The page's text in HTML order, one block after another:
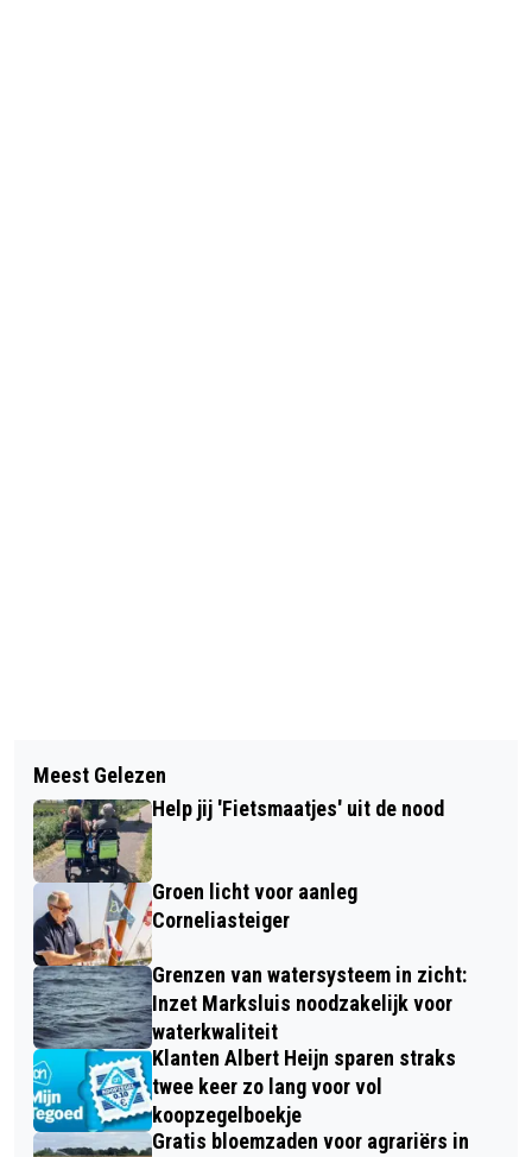
POLITIE GEBRUIKT VAKER GEWELD
GROENLINKS-PVDA DRIMMELEN
VERDER ALS PRO DRIMMELEN
Meest Gelezen
Help jij 'Fietsmaatjes' uit de nood
Groen licht voor aanleg
Corneliasteiger
Grenzen van watersysteem in zicht:
Inzet Marksluis noodzakelijk voor
waterkwaliteit
Klanten Albert Heijn sparen straks
twee keer zo lang voor vol
koopzegelboekje
Gratis bloemzaden voor agrariërs in